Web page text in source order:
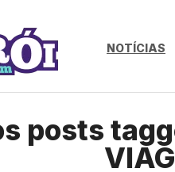
NOTÍCIAS
posts